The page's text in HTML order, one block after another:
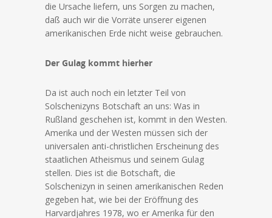
die Ursache liefern, uns Sorgen zu machen,
daß auch wir die Vorräte unserer eigenen
amerikanischen Erde nicht weise gebrauchen.
Der Gulag kommt hierher
Da ist auch noch ein letzter Teil von
Solschenizyns Botschaft an uns: Was in
Rußland geschehen ist, kommt in den Westen.
Amerika und der Westen müssen sich der
universalen anti-christlichen Erscheinung des
staatlichen Atheismus und seinem Gulag
stellen. Dies ist die Botschaft, die
Solschenizyn in seinen amerikanischen Reden
gegeben hat, wie bei der Eröffnung des
Harvardjahres 1978, wo er Amerika für den